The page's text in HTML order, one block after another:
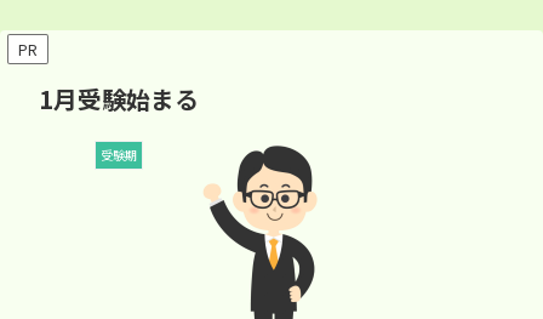
PR
1月受験始まる
受験期